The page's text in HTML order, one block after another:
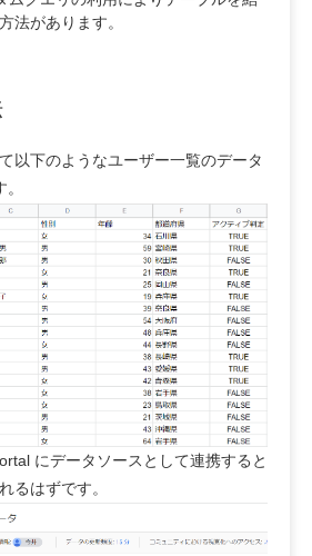
法があります。
以下のようなユーザー一覧のデータ
にデータソースとして連携すると
るはずです。